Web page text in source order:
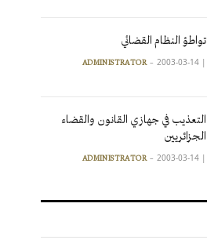
تواطؤ النظام القضائي
|
ADMINISTRATOR 2003-03-14
التعذيب في جهازي القانون والقضاء
الجزائريين
|
ADMINISTRATOR 2003-03-14